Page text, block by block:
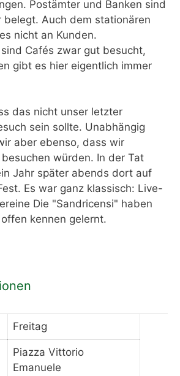
Postämter und Banken sind
belegt. Auch dem stationären
nicht an Kunden.
Cafés zwar gut besucht,
gibt es hier eigentlich immer
das nicht unser letzter
sein sollte. Unabhängig
aber ebenso, dass wir
würden. In der Tat
Jahr später abends dort auf
Es war ganz klassisch: Live-
Die "Sandricensi" haben
kennen gelernt.
Freitag
Piazza Vittorio
Emanuele